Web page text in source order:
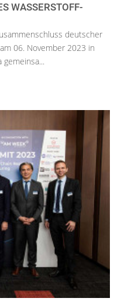
WASSERSTOFF-
deutscher
06. November 2023 in
gemeinsa...